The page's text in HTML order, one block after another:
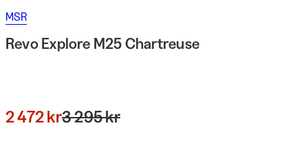
MSR
Revo Explore M25 Chartreuse
2 472 kr3 295 kr